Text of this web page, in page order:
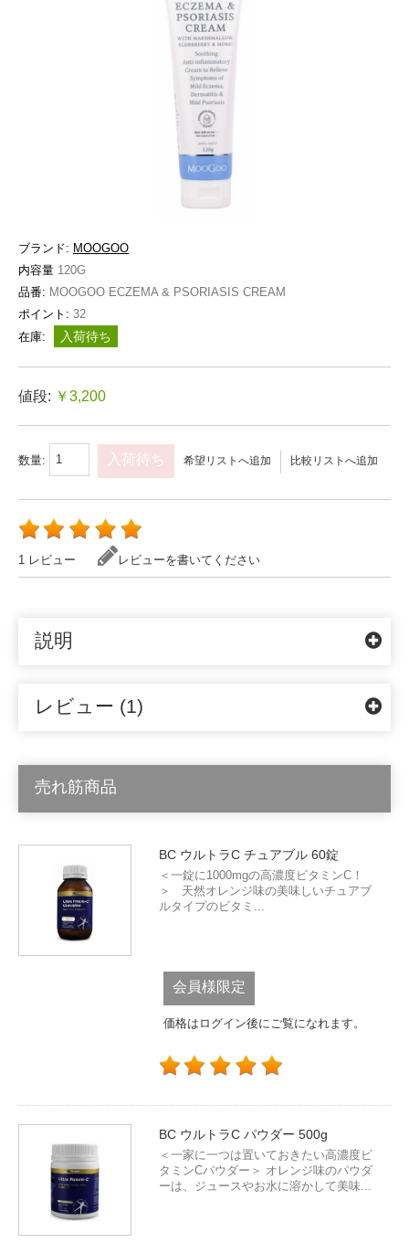
ブランド: MOOGOO
内容量 120G
品番: MOOGOO ECZEMA & PSORIASIS CREAM
ポイント: 32
在庫:
入荷待ち
値段: ￥3,200
数量: 入荷待ち 希望リストへ追加 比較リストへ追加
1 レビュー レビューを書いてください
説明
レビュー (1)
売れ筋商品
BC ウルトラC チュアブル 60錠
＜一錠に1000mgの高濃度ビタミンC！
＞ 天然オレンジ味の美味しいチュアブ
ルタイプのビタミ...
会員様限定
価格はログイン後にご覧になれます。
BC ウルトラC パウダー 500g
＜一家に一つは置いておきたい高濃度ビ
タミンCパウダー＞ オレンジ味のパウダ
ーは、ジュースやお水に溶かして美味...